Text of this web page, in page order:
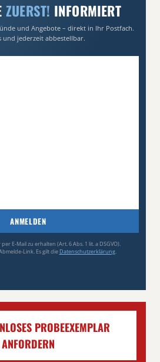
ZUERST! INFORMIERT
und Angebote – direkt in Ihr Postfach.
und jederzeit abbestellbar.
ANMELDEN
E-Mail zu erhalten (Art. 6 Abs. 1 lit. a DSGVO).
Link. Es gilt die Datenschutzerklärung.
PROBEEXEMPLAR
ANFORDERN